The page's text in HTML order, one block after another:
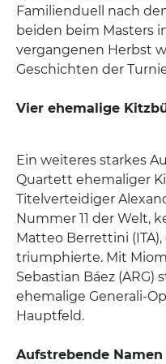
Familienduell nach
beiden beim Masters
vergangenen Herbst
Geschichten der
Vier ehemalige
Ein weiteres starkes
Quartett ehemaliger
Titelverteidiger
Nummer 11 der Welt,
Matteo Berrettini
triumphierte. Mit
Sebastian Báez (ARG)
ehemalige Generali-
Hauptfeld.
Aufstrebende Namen